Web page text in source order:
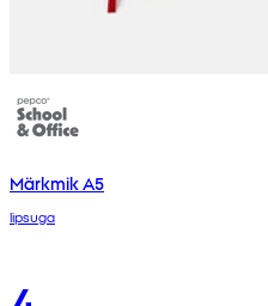
Märkmik A5
lipsuga